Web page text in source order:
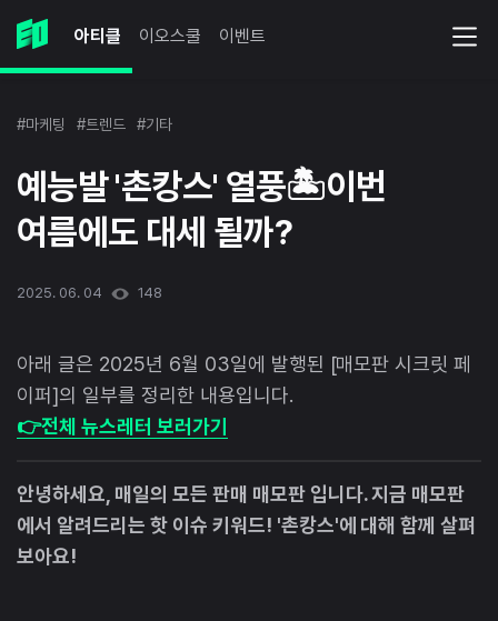
아티클 이오스쿨 이벤트
#마케팅 #트렌드 #기타
예능발 '촌캉스' 열풍🏝️이번
여름에도 대세 될까?
2025. 06. 04 148
아래 글은 2025년 6월 03일에 발행된 [매모판 시크릿 페
이퍼]의 일부를 정리한 내용입니다.
👉전체 뉴스레터 보러가기
안녕하세요, 매일의 모든 판매 매모판 입니다. 지금 매모판
에서 알려드리는 핫 이슈 키워드! '촌캉스'에 대해 함께 살펴
보아요!